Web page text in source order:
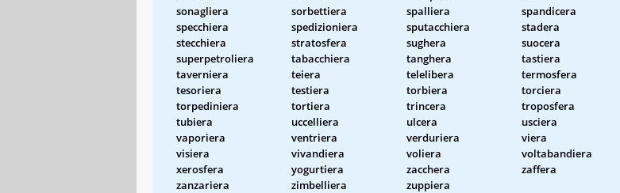
sonagliera
sorbettiera spalliera
spandicera
specchiera
spedizioniera sputacchiera
stadera
stecchiera
stratosfera sughera
suocera
superpetroliera
tabacchiera tanghera
tastiera
taverniera
teiera telelibera
termosfera
tesoriera
testiera torbiera
torciera
torpediniera
tortiera trincera
troposfera
tubiera
uccelliera ulcera
usciera
vaporiera
ventriera verduriera
viera
visiera
vivandiera voliera
voltabandiera
xerosfera
yogurtiera zacchera
zaffera
zanzariera
zimbelliera zuppiera